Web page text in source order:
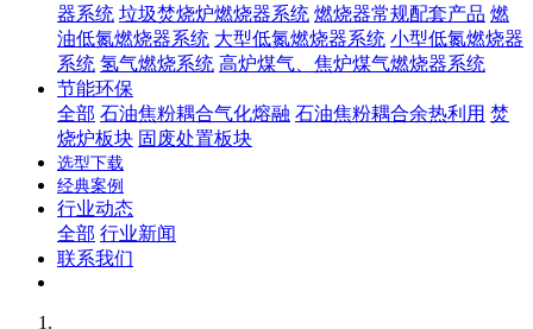
器系统 垃圾焚烧炉燃烧器系统 燃烧器常规配套产品 燃
油低氮燃烧器系统 大型低氮燃烧器系统 小型低氮燃烧器
系统 氢气燃烧系统 高炉煤气、焦炉煤气燃烧器系统
节能环保
全部 石油焦粉耦合气化熔融 石油焦粉耦合余热利用 焚
烧炉板块 固废处置板块
选型下载
经典案例
行业动态
全部 行业新闻
联系我们